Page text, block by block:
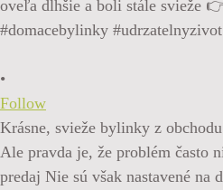
•
Follow
Krásne, svieže bylinky z
Ale pravda je, že problém často
predaj Nie sú však nastavené